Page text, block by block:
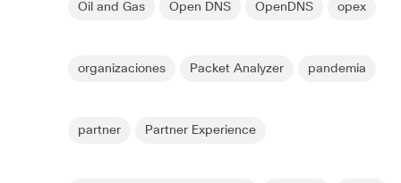
Oil and Gas Open DNS OpenDNS opex
organizaciones Packet Analyzer pandemia
partner Partner Experience